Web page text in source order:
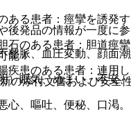
る患者：痙攣を誘発す
のある患者：胆道痙攣
患のある患者：連用
脈、血圧変動、顔面
眠気、めまい、不安
、嘔吐、便秘、口渇。
後発品の情報が一度に
能！
の添付文書および安全